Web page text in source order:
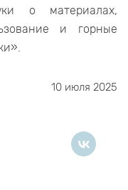
о материалах,
и горные
10 июля 2025